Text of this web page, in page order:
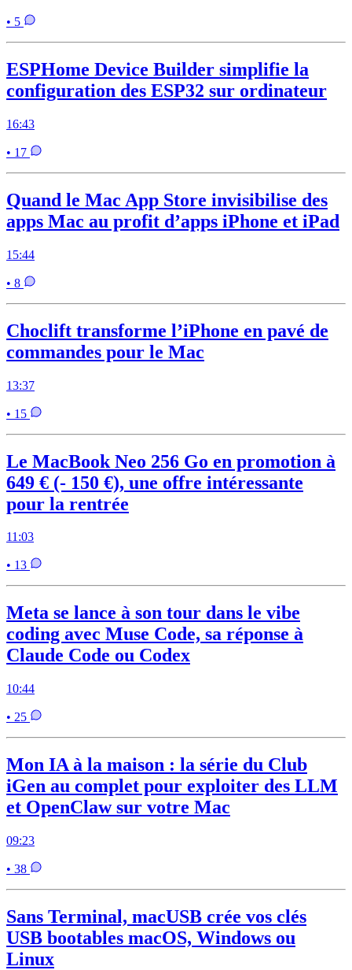
• 5
ESPHome Device Builder simplifie la
configuration des ESP32 sur ordinateur
16:43
• 17
Quand le Mac App Store invisibilise des
apps Mac au profit d’apps iPhone et iPad
15:44
• 8
Choclift transforme l’iPhone en pavé de
commandes pour le Mac
13:37
• 15
Le MacBook Neo 256 Go en promotion à
649 € (- 150 €), une offre intéressante
pour la rentrée
11:03
• 13
Meta se lance à son tour dans le vibe
coding avec Muse Code, sa réponse à
Claude Code ou Codex
10:44
• 25
Mon IA à la maison : la série du Club
iGen au complet pour exploiter des LLM
et OpenClaw sur votre Mac
09:23
• 38
Sans Terminal, macUSB crée vos clés
USB bootables macOS, Windows ou
Linux